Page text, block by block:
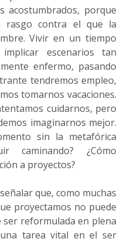
porque
rasgo contra el que la
Vivir en un tiempo
escenarios tan
enfermo, pasando
tendremos empleo,
tomarnos vacaciones.
cuidarnos, pero
imaginarnos mejor.
sin la metafórica
caminando? ¿Cómo
a proyectos?
que, como muchas
proyectamos no puede
reformulada en plena
una tarea vital en el ser